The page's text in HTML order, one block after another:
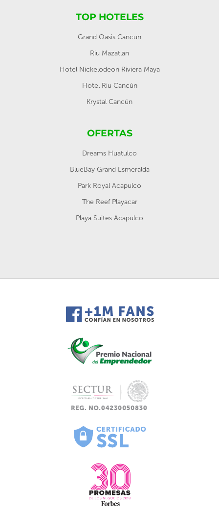
TOP HOTELES
Grand Oasis Cancun
Riu Mazatlan
Hotel Nickelodeon Riviera Maya
Hotel Riu Cancún
Krystal Cancún
OFERTAS
Dreams Huatulco
BlueBay Grand Esmeralda
Park Royal Acapulco
The Reef Playacar
Playa Suites Acapulco